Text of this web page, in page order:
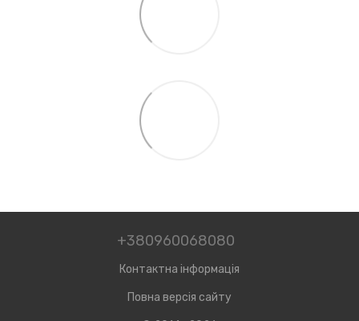
+380960068080
Контактна інформація
Повна версія сайту